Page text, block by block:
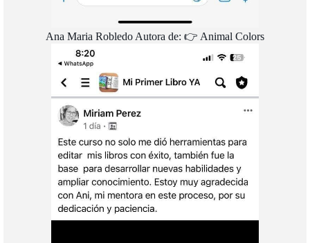
Ana Maria Robledo Autora de: 👉 Animal Colors